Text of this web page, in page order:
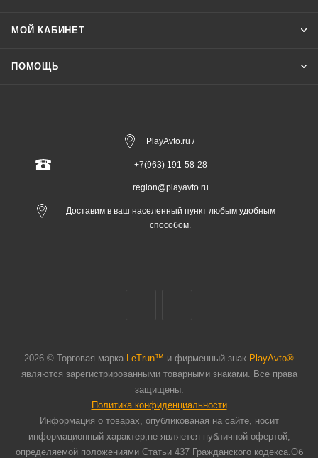
МОЙ КАБИНЕТ
ПОМОЩЬ
PlayAvto.ru /
+7(963) 191-58-28
region@playavto.ru
Доставим в ваш населенный пункт любым удобным
способом.
2026 © Торговая марка LeTrun™ и фирменный знак PlayAvto®
являются зарегистрированными товарными знаками. Все права
защищены.
Политика конфиденциальности
Информация о товарах, опубликованая на сайте, носит
информационный характер,не является публичной офертой,
определяемой положениями Статьи 437 Гражданского кодекса.Об